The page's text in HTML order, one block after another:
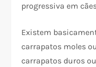
progressiva em
Existem
carrapatos moles
carrapatos duros